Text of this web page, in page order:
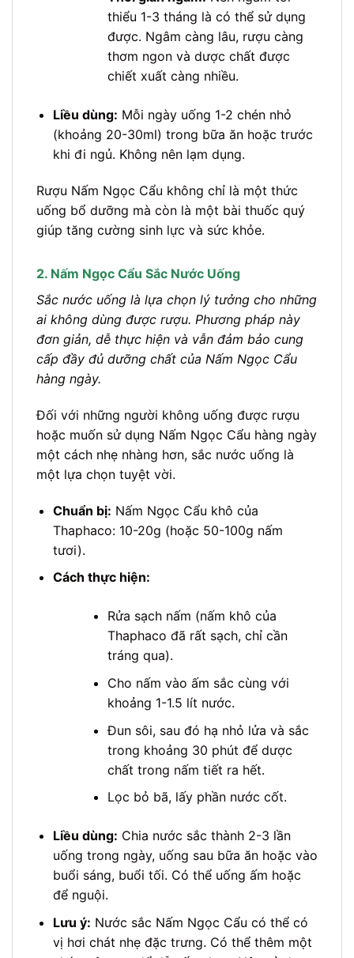
thiểu 1-3 tháng là có thể sử dụng
được. Ngâm càng lâu, rượu càng
thơm ngon và dược chất được
chiết xuất càng nhiều.
Liều dùng: Mỗi ngày uống 1-2 chén nhỏ
(khoảng 20-30ml) trong bữa ăn hoặc trước
khi đi ngủ. Không nên lạm dụng.
Rượu Nấm Ngọc Cẩu không chỉ là một thức
uống bổ dưỡng mà còn là một bài thuốc quý
giúp tăng cường sinh lực và sức khỏe.
2. Nấm Ngọc Cẩu Sắc Nước Uống
Sắc nước uống là lựa chọn lý tưởng cho những
ai không dùng được rượu. Phương pháp này
đơn giản, dễ thực hiện và vẫn đảm bảo cung
cấp đầy đủ dưỡng chất của Nấm Ngọc Cẩu
hàng ngày.
Đối với những người không uống được rượu
hoặc muốn sử dụng Nấm Ngọc Cẩu hàng ngày
một cách nhẹ nhàng hơn, sắc nước uống là
một lựa chọn tuyệt vời.
Chuẩn bị: Nấm Ngọc Cẩu khô của
Thaphaco: 10-20g (hoặc 50-100g nấm
tươi).
Cách thực hiện:
Rửa sạch nấm (nấm khô của
Thaphaco đã rất sạch, chỉ cần
tráng qua).
Cho nấm vào ấm sắc cùng với
khoảng 1-1.5 lít nước.
Đun sôi, sau đó hạ nhỏ lửa và sắc
trong khoảng 30 phút để dược
chất trong nấm tiết ra hết.
Lọc bỏ bã, lấy phần nước cốt.
Liều dùng: Chia nước sắc thành 2-3 lần
uống trong ngày, uống sau bữa ăn hoặc vào
buổi sáng, buổi tối. Có thể uống ấm hoặc
để nguội.
Lưu ý: Nước sắc Nấm Ngọc Cẩu có thể có
vị hơi chát nhẹ đặc trưng. Có thể thêm một